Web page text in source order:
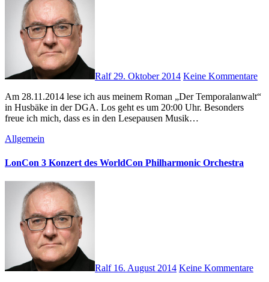
Ralf29. Oktober 2014 Keine Kommentare
Am 28.11.2014 lese ich aus meinem Roman „Der Temporalanwalt“
in Husbäke in der DGA. Los geht es um 20:00 Uhr. Besonders
freue ich mich, dass es in den Lesepausen Musik…
Allgemein
LonCon 3 Konzert des WorldCon Philharmonic Orchestra
Ralf 16. August 2014 Keine Kommentare